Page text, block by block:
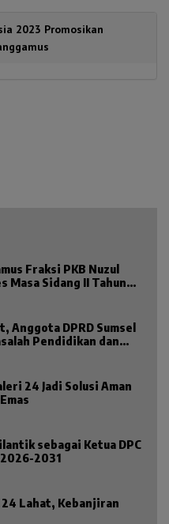
2023 Promosikan
Anggota DPRD Sumsel
Pendidikan dan
24 Jadi Solusi Aman
Emas
sebagai Ketua DPC
2031
Lahat, Kebanjiran